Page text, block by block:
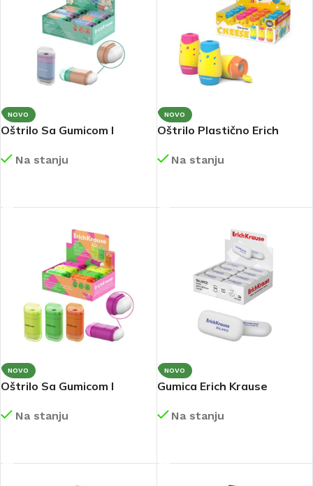
NOVO
Oštrilo Sa Gumicom I
JOY 60076
Na stanju
NOVO
Oštrilo Plastično Erich
50143
Na stanju
NOVO
Oštrilo Sa Gumicom I
JOY 60075
Na stanju
NOVO
Gumica Erich Krause
Na stanju